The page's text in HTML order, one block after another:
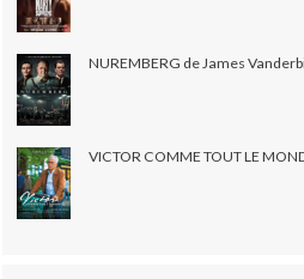
NUREMBERG de James
VICTOR COMME TOUT LE